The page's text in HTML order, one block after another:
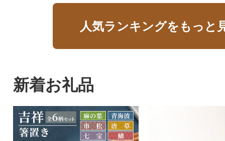
人気ランキングをもっと
新着お礼品